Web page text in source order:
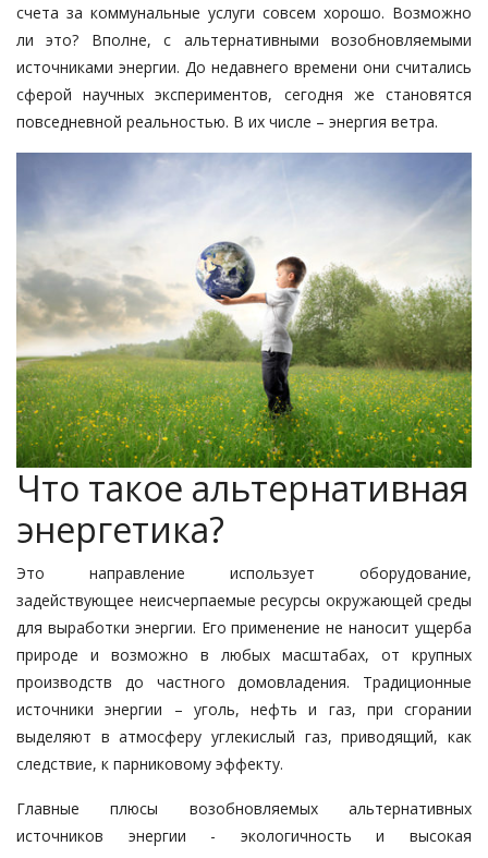
счета за коммунальные услуги совсем хорошо. Возможно
ли это? Вполне, с альтернативными возобновляемыми
источниками энергии. До недавнего времени они считались
сферой научных экспериментов, сегодня же становятся
повседневной реальностью. В их числе – энергия ветра.
Что такое альтернативная
энергетика?
Это направление использует оборудование,
задействующее неисчерпаемые ресурсы окружающей среды
для выработки энергии. Его применение не наносит ущерба
природе и возможно в любых масштабах, от крупных
производств до частного домовладения. Традиционные
источники энергии – уголь, нефть и газ, при сгорании
выделяют в атмосферу углекислый газ, приводящий, как
следствие, к парниковому эффекту.
Главные плюсы возобновляемых альтернативных
источников энергии - экологичность и высокая